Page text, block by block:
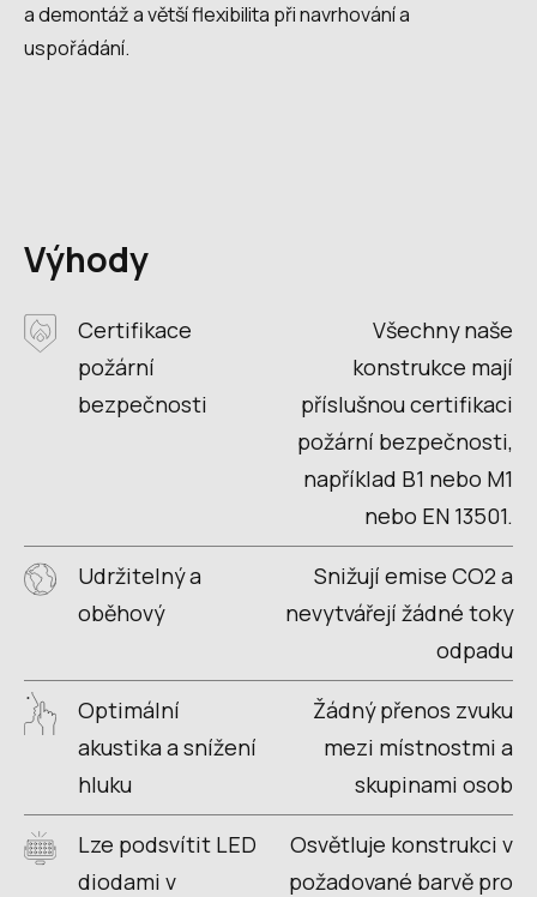
a demontáž a větší flexibilita při navrhování a
uspořádání.
Výhody
Certifikace
požární
bezpečnosti
Všechny naše
konstrukce mají
příslušnou certifikaci
požární bezpečnosti,
například B1 nebo M1
nebo EN 13501.
Udržitelný a
oběhový
Snižují emise CO2 a
nevytvářejí žádné toky
odpadu
Optimální
akustika a snížení
hluku
Žádný přenos zvuku
mezi místnostmi a
skupinami osob
Lze podsvítit LED
diodami v
Osvětluje konstrukci v
požadované barvě pro